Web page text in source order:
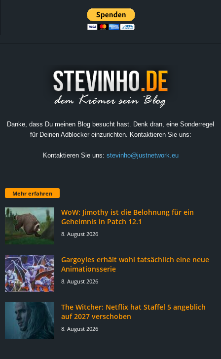
Danke, dass Du meinen Blog besucht hast. Denk dran, eine Sonderregel
für Deinen Adblocker einzurichten. Kontaktieren Sie uns:
Kontaktieren Sie uns: stevinho@justnetwork.eu
Mehr erfahren
WoW: Jimothy ist die Belohnung für ein
Geheimnis in Patch 12.1
8. August 2026
Gargoyles erhält wohl tatsächlich eine neue
Animationsserie
8. August 2026
The Witcher: Netflix hat Staffel 5 angeblich
auf 2027 verschoben
8. August 2026